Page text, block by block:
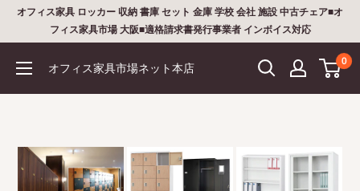
ツ
オフィス家具 ロッカー 収納 書庫 セット 金庫 学校 会社 施設 中古チェア■オ
フィス家具市場 大阪■適格請求書発行事業者 インボイス対応
オフィス家具市場ネット本店
0